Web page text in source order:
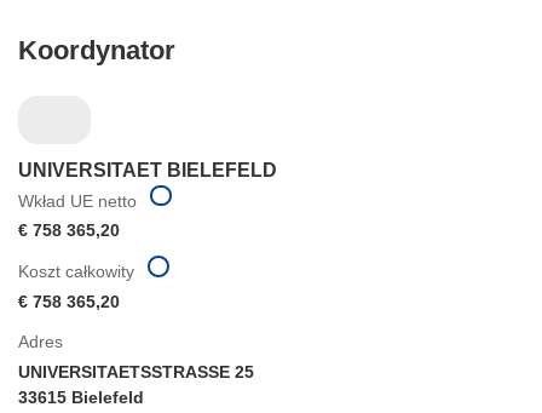
Koordynator
UNIVERSITAET BIELEFELD
Wkład UE netto
€ 758 365,20
Adres
UNIVERSITAETSSTRASSE 25
33615 Bielefeld
Koszt całkowity
€ 758 365,20